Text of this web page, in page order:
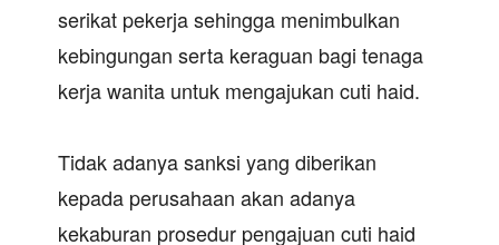
serikat pekerja sehingga menimbulkan
kebingungan serta keraguan bagi tenaga
kerja wanita untuk mengajukan cuti haid.
Tidak adanya sanksi yang diberikan
kepada perusahaan akan adanya
kekaburan prosedur pengajuan cuti haid